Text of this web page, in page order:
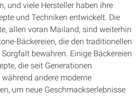
und viele Hersteller haben ihre
und Techniken entwickelt. Die
allen voran Mailand, sind weiterhin
Bäckereien, die den traditionellen
bewahren. Einige Bäckereien
die seit Generationen
andere moderne
um neue Geschmackserlebnisse